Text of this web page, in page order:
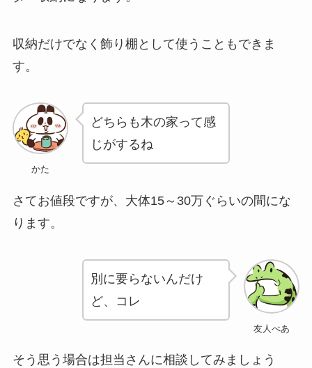
収納だけでなく飾り棚として使うこともできま
す。
かた
どちらも木の家って感
じがするね
さてお値段ですが、大体15～30万ぐらいの間にな
ります。
友人べあ
別に要らないんだけ
ど、コレ
そう思う場合は担当さんに相談してみましょう